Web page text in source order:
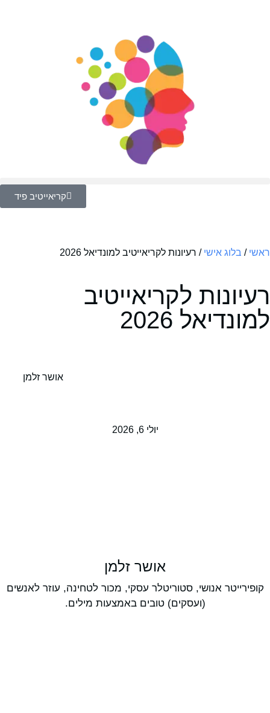
קריאייטיב פיד
ראשי / בלוג אישי / רעיונות לקריאייטיב למונדיאל 2026
רעיונות לקריאייטיב
למונדיאל 2026
אושר זלמן
יולי 6, 2026
אושר זלמן
קופירייטר אנושי, סטוריטלר עסקי, מכור לטחינה, עוזר לאנשים
(ועסקים) טובים באמצעות מילים.